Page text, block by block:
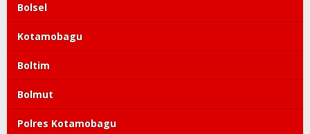
Bolsel
Kotamobagu
Boltim
Bolmut
Polres Kotamobagu